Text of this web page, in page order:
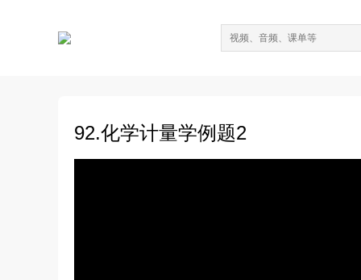
92.化学计量学例题2